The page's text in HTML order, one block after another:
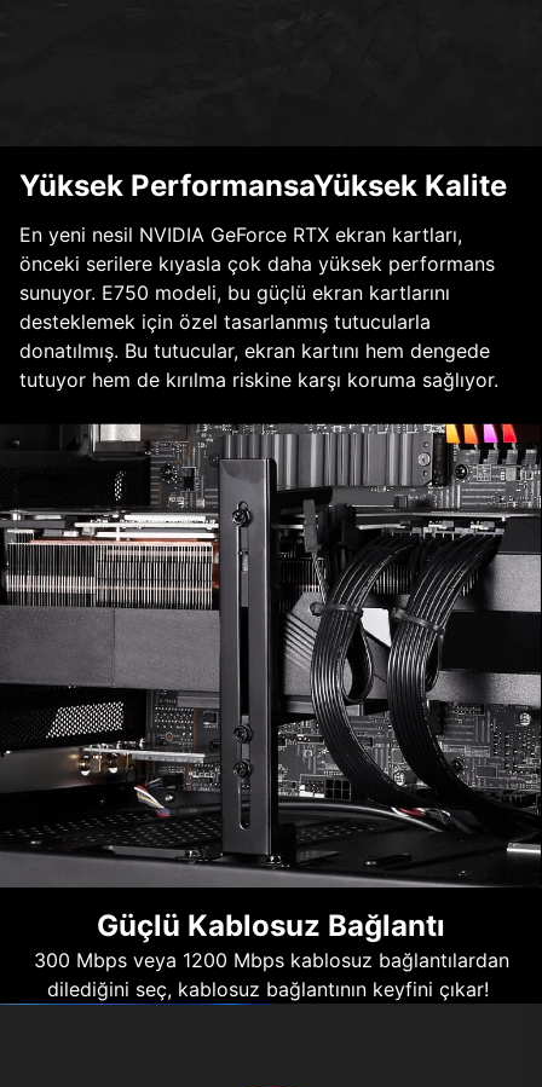
Yüksek PerformansaYüksek Kalite
En yeni nesil NVIDIA GeForce RTX ekran kartları,
önceki serilere kıyasla çok daha yüksek performans
sunuyor. E750 modeli, bu güçlü ekran kartlarını
desteklemek için özel tasarlanmış tutucularla
donatılmış. Bu tutucular, ekran kartını hem dengede
tutuyor hem de kırılma riskine karşı koruma sağlıyor.
Güçlü Kablosuz Bağlantı
300 Mbps veya 1200 Mbps kablosuz bağlantılardan
dilediğini seç, kablosuz bağlantının keyfini çıkar!